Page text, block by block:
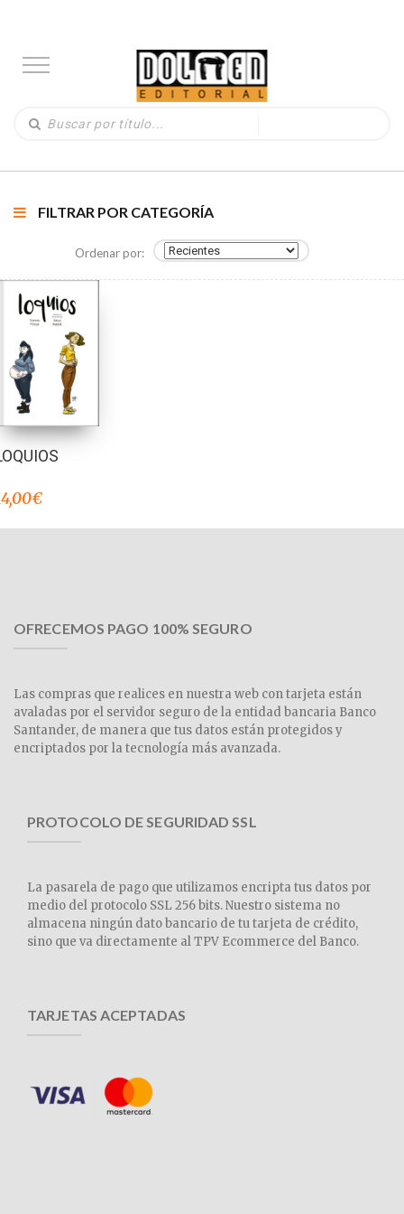
FILTRAR POR CATEGORÍA
Ordenar por:
€
OFRECEMOS PAGO 100% SEGURO
Las compras que realices en nuestra web con tarjeta están
avaladas por el servidor seguro de la entidad bancaria Banco
Santander, de manera que tus datos están protegidos y
encriptados por la tecnología más avanzada.
PROTOCOLO DE SEGURIDAD SSL
La pasarela de pago que utilizamos encripta tus datos por
medio del protocolo SSL 256 bits. Nuestro sistema no
almacena ningún dato bancario de tu tarjeta de crédito,
sino que va directamente al TPV Ecommerce del Banco.
TARJETAS ACEPTADAS